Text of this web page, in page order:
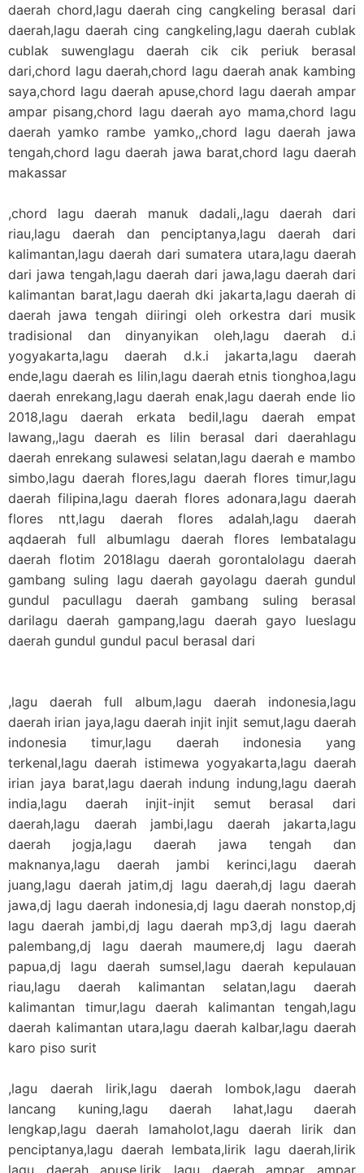
daerah chord,lagu daerah cing cangkeling berasal dari
daerah,lagu daerah cing cangkeling,lagu daerah cublak
cublak suwenglagu daerah cik cik periuk berasal
dari,chord lagu daerah,chord lagu daerah anak kambing
saya,chord lagu daerah apuse,chord lagu daerah ampar
ampar pisang,chord lagu daerah ayo mama,chord lagu
daerah yamko rambe yamko,,chord lagu daerah jawa
tengah,chord lagu daerah jawa barat,chord lagu daerah
makassar
,chord lagu daerah manuk dadali,,lagu daerah dari
riau,lagu daerah dan penciptanya,lagu daerah dari
kalimantan,lagu daerah dari sumatera utara,lagu daerah
dari jawa tengah,lagu daerah dari jawa,lagu daerah dari
kalimantan barat,lagu daerah dki jakarta,lagu daerah di
daerah jawa tengah diiringi oleh orkestra dari musik
tradisional dan dinyanyikan oleh,lagu daerah d.i
yogyakarta,lagu daerah d.k.i jakarta,lagu daerah
ende,lagu daerah es lilin,lagu daerah etnis tionghoa,lagu
daerah enrekang,lagu daerah enak,lagu daerah ende lio
2018,lagu daerah erkata bedil,lagu daerah empat
lawang,,lagu daerah es lilin berasal dari daerahlagu
daerah enrekang sulawesi selatan,lagu daerah e mambo
simbo,lagu daerah flores,lagu daerah flores timur,lagu
daerah filipina,lagu daerah flores adonara,lagu daerah
flores ntt,lagu daerah flores adalah,lagu daerah
aqdaerah full albumlagu daerah flores lembatalagu
daerah flotim 2018lagu daerah gorontalolagu daerah
gambang suling lagu daerah gayolagu daerah gundul
gundul pacullagu daerah gambang suling berasal
darilagu daerah gampang,lagu daerah gayo lueslagu
daerah gundul gundul pacul berasal dari
,lagu daerah full album,lagu daerah indonesia,lagu
daerah irian jaya,lagu daerah injit injit semut,lagu daerah
indonesia timur,lagu daerah indonesia yang
terkenal,lagu daerah istimewa yogyakarta,lagu daerah
irian jaya barat,lagu daerah indung indung,lagu daerah
india,lagu daerah injit-injit semut berasal dari
daerah,lagu daerah jambi,lagu daerah jakarta,lagu
daerah jogja,lagu daerah jawa tengah dan
maknanya,lagu daerah jambi kerinci,lagu daerah
juang,lagu daerah jatim,dj lagu daerah,dj lagu daerah
jawa,dj lagu daerah indonesia,dj lagu daerah nonstop,dj
lagu daerah jambi,dj lagu daerah mp3,dj lagu daerah
palembang,dj lagu daerah maumere,dj lagu daerah
papua,dj lagu daerah sumsel,lagu daerah kepulauan
riau,lagu daerah kalimantan selatan,lagu daerah
kalimantan timur,lagu daerah kalimantan tengah,lagu
daerah kalimantan utara,lagu daerah kalbar,lagu daerah
karo piso surit
,lagu daerah lirik,lagu daerah lombok,lagu daerah
lancang kuning,lagu daerah lahat,lagu daerah
lengkap,lagu daerah lamaholot,lagu daerah lirik dan
penciptanya,lagu daerah lembata,lirik lagu daerah,lirik
lagu daerah apuse,lirik lagu daerah ampar ampar